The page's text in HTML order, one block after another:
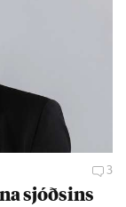
3
sjóðs­ins